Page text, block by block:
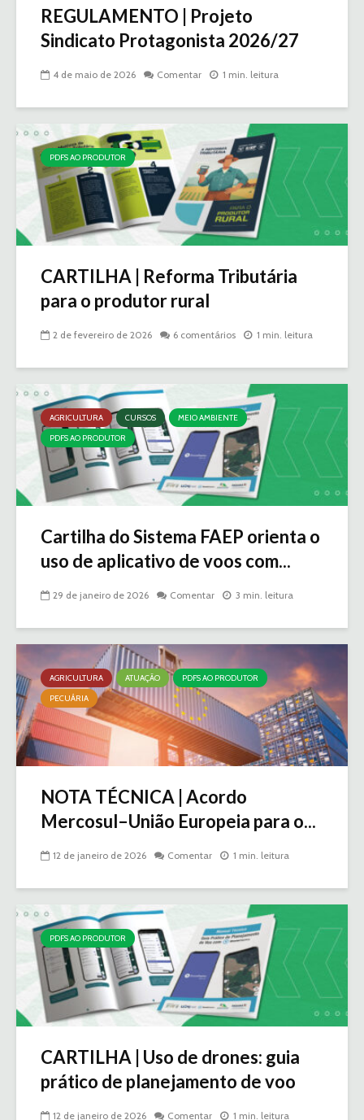
REGULAMENTO | Projeto
Sindicato Protagonista 2026/27
4 de maio de 2026 Comentar 1 min. leitura
PDFS AO PRODUTOR
CARTILHA | Reforma Tributária
para o produtor rural
2 de fevereiro de 2026 6 comentários 1 min. leitura
AGRICULTURA CURSOS
MEIO AMBIENTE
PDFS AO PRODUTOR
Cartilha do Sistema FAEP orienta o
uso de aplicativo de voos com...
29 de janeiro de 2026 Comentar 3 min. leitura
AGRICULTURA ATUAÇÃO
PDFS AO PRODUTOR
PECUÁRIA
NOTA TÉCNICA | Acordo
Mercosul–União Europeia para o...
12 de janeiro de 2026 Comentar 1 min. leitura
PDFS AO PRODUTOR
CARTILHA | Uso de drones: guia
prático de planejamento de voo
12 de janeiro de 2026 Comentar 1 min. leitura